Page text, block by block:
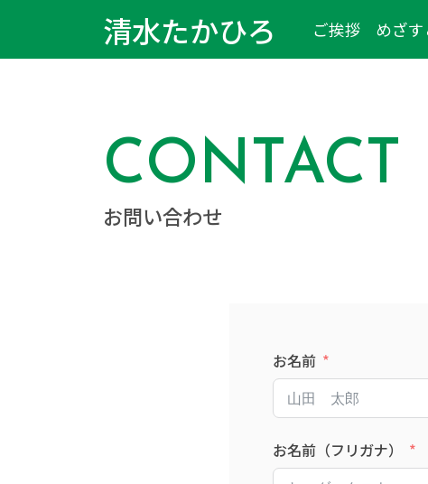
清水たかひろ ご挨拶 めざす
CONTACT
お問い合わせ
お名前
お名前（フリガナ）